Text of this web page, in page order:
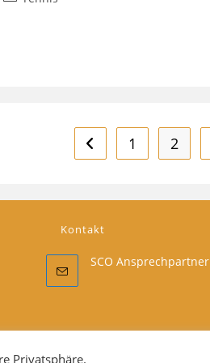
Zur vorherigen Seite
1 2
Kontakt
SCO Ansprechpartner
Privatsphäre.